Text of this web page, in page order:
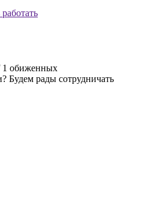
1 обиженных
Будем рады сотрудничать